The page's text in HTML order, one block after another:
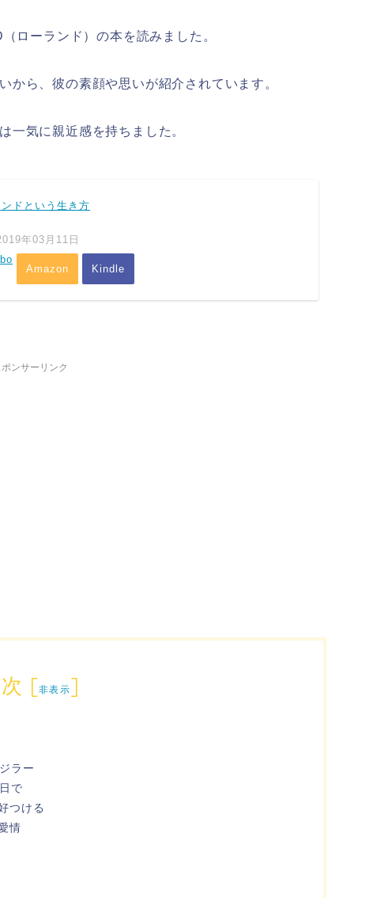
ローランド）の本を読みました。
から、彼の素顔や思いが紹介されています。
一気に親近感を持ちました。
ドという生き方
年03月11日
Amazon
Kindle
ポンサーリンク
[非表示]
ラー
で
つける
情